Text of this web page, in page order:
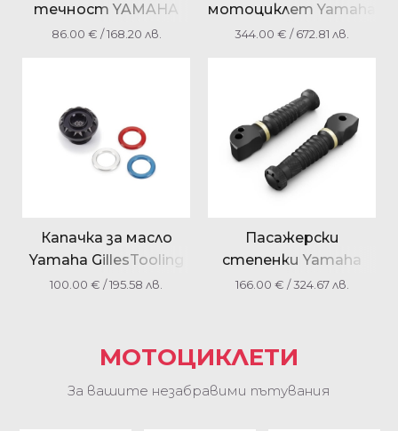
течност YAMAHA
GillesTooling
86.00 € / 168.20 лв.
мотоциклет Yamaha
YMESSBAG0010
344.00 € / 672.81 лв.
Капачка за масло
Yamaha GillesTooling
2PPFE0LC0000
100.00 € / 195.58 лв.
Пасажерски
степенки Yamaha
GillesTooling
166.00 € / 324.67 лв.
МОТОЦИКЛЕТИ
За вашите незабравими пътувания